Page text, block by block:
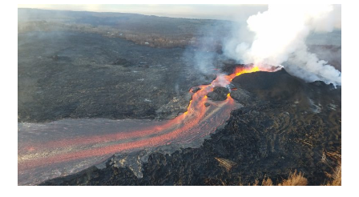
:
Pu’u
‘Ō’ō
/
Kilauea
,
Ecuador
/
Galapagos
,
Fernandina
,
Guatemala
:
Fuego
,
Peru